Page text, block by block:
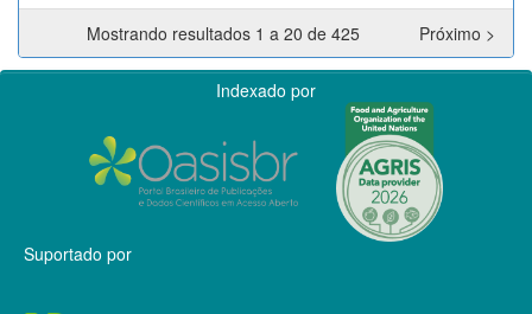
Mostrando resultados 1 a 20 de 425
Próximo >
Indexado por
Suportado por